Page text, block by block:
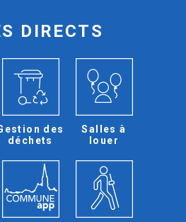
DIRECTS
des
déchets
Salles à
louer